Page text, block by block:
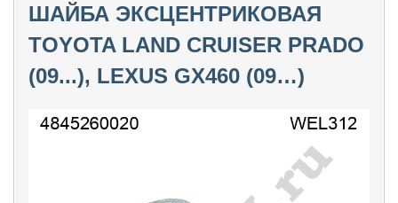
ШАЙБА ЭКСЦЕНТРИКОВАЯ
TOYOTA LAND CRUISER PRADO
(09...), LEXUS GX460 (09…)